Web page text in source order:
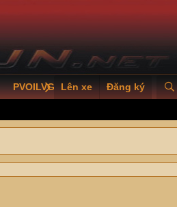
PVOILVGC2026
Lên xe Đăng ký